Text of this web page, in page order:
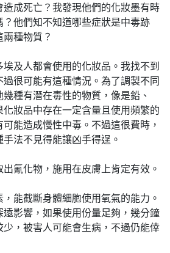
成死亡？我發現他們的化妝墨有時
他們知不知道哪些症狀是中毒跡
種物質？
及人都會使用的化妝品。我找不到
很可能有這種情況。為了調製不同
種有潛在毒性的物質，像是鉛、
妝品中存在一定含量且使用頻繁的
能造成慢性中毒。不過這很費時，
法不見得能讓凶手得逞。
氰化物，施用在皮膚上肯定有效。
能截斷身體細胞使用氧氣的能力。
影響，如果使用份量足夠，幾分鐘
，被害人可能會生病，不過仍能倖